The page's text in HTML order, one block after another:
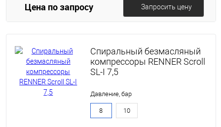
Цена по запросу Запросить цену
Спиральный безмасляный
компрессоры RENNER Scroll
SL-I 7,5
Давление, бар
8 10